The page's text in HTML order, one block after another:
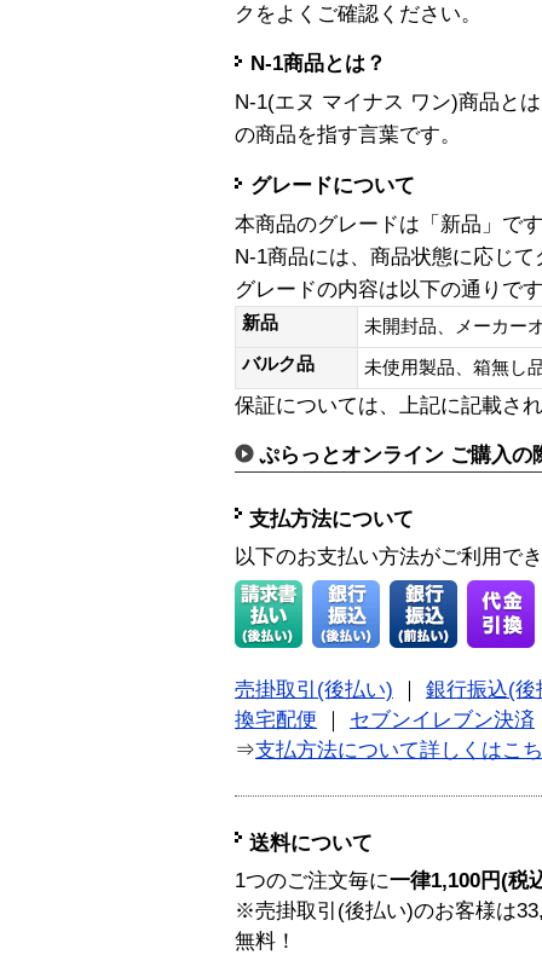
クをよくご確認ください。
N-1商品とは？
N-1(エヌ マイナス ワン)商品と
の商品を指す言葉です。
グレードについて
本商品のグレードは「新品」です
N-1商品には、商品状態に応じ
グレードの内容は以下の通りで
新品
未開封品、メーカー
バルク品
未使用製品、箱無
保証については、上記に記載さ
ぷらっとオンライン ご購入の
支払方法について
以下のお支払い方法がご利用で
売掛取引(後払い)
銀行振込(後
換宅配便
セブンイレブン決済
⇒支払方法について詳しくはこ
送料について
1つのご注文毎に一律1,100円(税
※売掛取引(後払い)のお客様は
無料！